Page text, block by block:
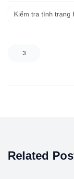
Kiểm tra tình trạng
3
Related